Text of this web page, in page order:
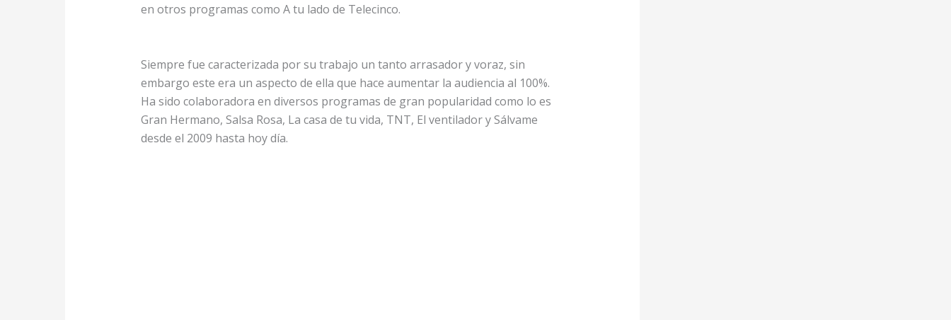
en otros programas como A tu lado de Telecinco.
Siempre fue caracterizada por su trabajo un tanto arrasador y voraz, sin
embargo este era un aspecto de ella que hace aumentar la audiencia al 100%.
Ha sido colaboradora en diversos programas de gran popularidad como lo es
Gran Hermano, Salsa Rosa, La casa de tu vida, TNT, El ventilador y Sálvame
desde el 2009 hasta hoy día.